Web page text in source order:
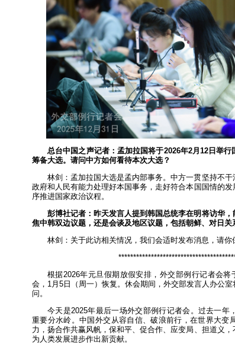
总台中国之声记者：孟加拉国将于2026年2月12日举
筹备大选。请问中方如何看待本次大选？
林剑：孟加拉国大选是孟内部事务。中方一贯坚持不
政府和人民有能力处理好本国事务，走好符合本国国情的
序推进国家政治议程。
彭博社记者：昨天发言人提到韩国总统李在明将访华
焦中韩双边议题，还是会谈及地区议题，包括朝鲜、对日关
林剑：关于此访相关情况，我们会适时发布消息，请你
根据2026年元旦假期放假安排，外交部例行记者会
会，1月5日（周一）恢复。休会期间，外交部发言人办公
问。
今天是2025年最后一场外交部例行记者会。过去一年
重要分水岭。中国外交从容自信、破浪前行，在世界大变
力，扬合作共赢风帆，保和平、促合作、应变局、担道义
为人类发展进步作出新贡献。